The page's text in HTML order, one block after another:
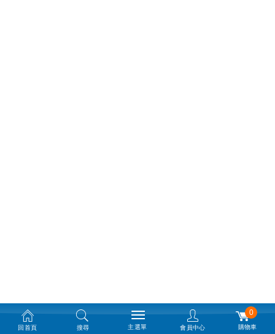
回首頁 搜尋 主選單 會員中心
0
購物車